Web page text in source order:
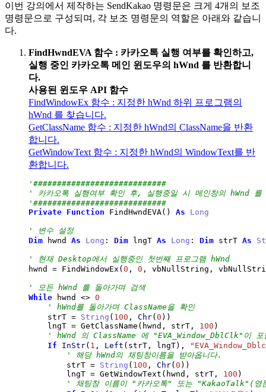
이번 강의에서 제작하는 SendKakao 명령문은 크게 4개의 보조
명령문으로 구성되며, 각 보조 명령문의 역할은 아래와 같습니
다.
FindHwndEVA 함수 : 카카오톡 실행 여부를 확인하고,
실행 중인 카카오톡 메인 윈도우의 hWnd 를 반환합니
다.
사용된 윈도우 API 함수
FindWindowEx 함수 : 지정한 hWnd 하위 프로그램의
hWnd 를 찾습니다.
GetClassName 함수 : 지정한 hWnd의 ClassName을 반환
합니다.
GetWindowText 함수 : 지정한 hWnd의 WindowText를 반
환합니다.
'############################
' 카카오톡 실행여부 확인 후, 실행중일 시 메인창의 hWnd 를
'############################
Private Function FindHwndEVA( ) As Long
' 변수 설정
Dim hwnd As Long : Dim lngT As Long : Dim strT As
' 현재 Desktop에서 실행중인 첫번째 프로그램 hWnd
hwnd = FindWindowEx ( 0 , 0 , vbNullString,
' 모든 hWnd 를 돌아가며 검색
While hwnd <> 0
' hWnd를 돌아가며 ClassName을 확인
    strT
= String ( 100 , Chr( 0 ) )
    lngT
= GetClassName ( hwnd, strT, 100 )
' hWnd 의 ClassName 에 "EVA_Window_DblClk"이 포
If
InStr( 1 , Left ( strT, lngT) ,
' 해당 hWnd의 채팅창이름을 받아옵니다.
        strT
= String ( 100 , Chr( 0 ) )
        lngT
= GetWindowText ( hwnd, strT, 100 )
' 채팅창 이름이 "카카오톡" 또는 "KakaoTalk"(영